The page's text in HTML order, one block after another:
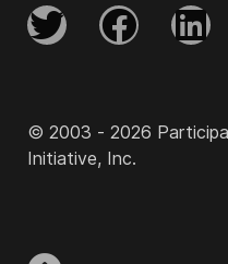
© 2003 - 2026
Initiative, Inc.